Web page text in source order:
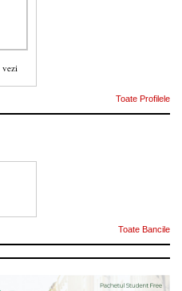
vezi
Toate Profilele
Toate Bancile